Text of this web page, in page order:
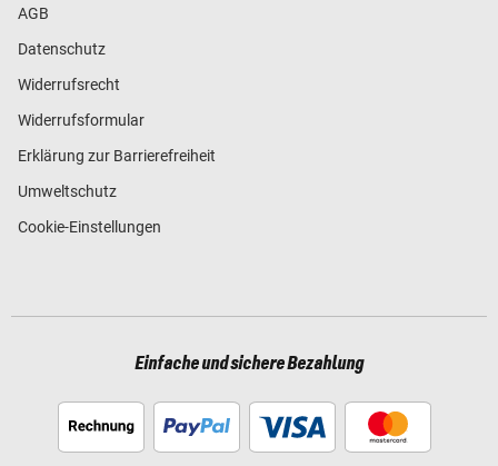
AGB
Datenschutz
Widerrufsrecht
Widerrufsformular
Erklärung zur Barrierefreiheit
Umweltschutz
Cookie-Einstellungen
Einfache und sichere Bezahlung